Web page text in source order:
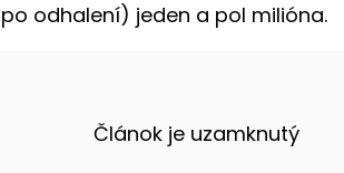
odhalení) jeden a pol milióna.
Článok je uzamknutý